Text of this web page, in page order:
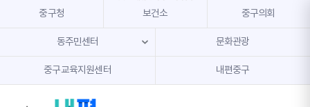
본문 내용 바로가기
주메뉴 바로가기
중구청 보건소 중구의회
동주민센터 문화관광
중구교육지원센터 내편중구